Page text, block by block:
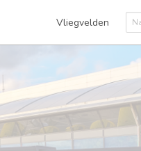
Vliegvelden